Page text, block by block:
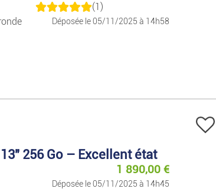
(1)
Déposée le 05/11/2025 à 14h58
256 Go – Excellent état
1 890,00 €
Déposée le 05/11/2025 à 14h45